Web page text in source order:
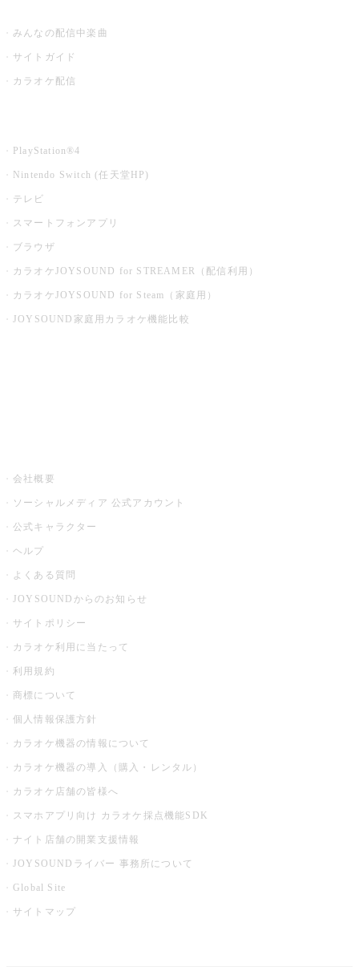
みんなの配信中楽曲
サイトガイド
カラオケ配信
PlayStation®4
Nintendo Switch (任天堂HP)
テレビ
スマートフォンアプリ
ブラウザ
カラオケJOYSOUND for STREAMER（配信利用）
カラオケJOYSOUND for Steam（家庭用）
JOYSOUND家庭用カラオケ機能比較
会社概要
ソーシャルメディア 公式アカウント
公式キャラクター
ヘルプ
よくある質問
JOYSOUNDからのお知らせ
サイトポリシー
カラオケ利用に当たって
利用規約
商標について
個人情報保護方針
カラオケ機器の情報について
カラオケ機器の導入（購入・レンタル）
カラオケ店舗の皆様へ
スマホアプリ向け カラオケ採点機能SDK
ナイト店舗の開業支援情報
JOYSOUNDライバー 事務所について
Global Site
サイトマップ